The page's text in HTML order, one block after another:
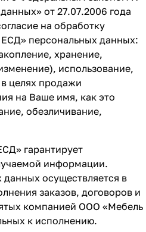
от 27.07.2006 года
на обработку
персональных данных:
хранение,
использование,
целях продажи
на Ваше имя, как это
обезличивание,
гарантирует
информации.
осуществляется в
заказов, договоров и
компанией ООО «Мебель
к исполнению.